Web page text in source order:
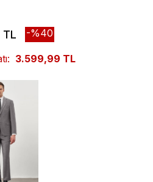
TL 40
3.599,99 TL